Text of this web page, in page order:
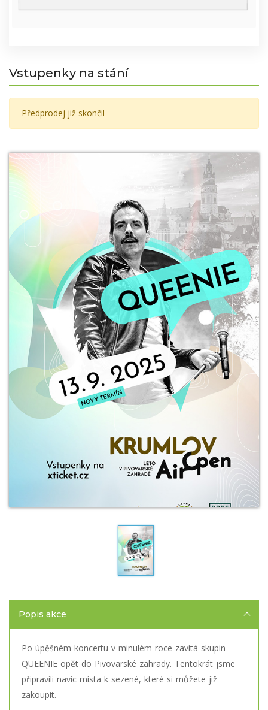
Vstupenky na stání
Předprodej již skončil
Popis akce
Po úpěšném koncertu v minulém roce zavítá skupin
QUEENIE opět do Pivovarské zahrady. Tentokrát jsme
připravili navíc místa k sezené, které si můžete již
zakoupit.